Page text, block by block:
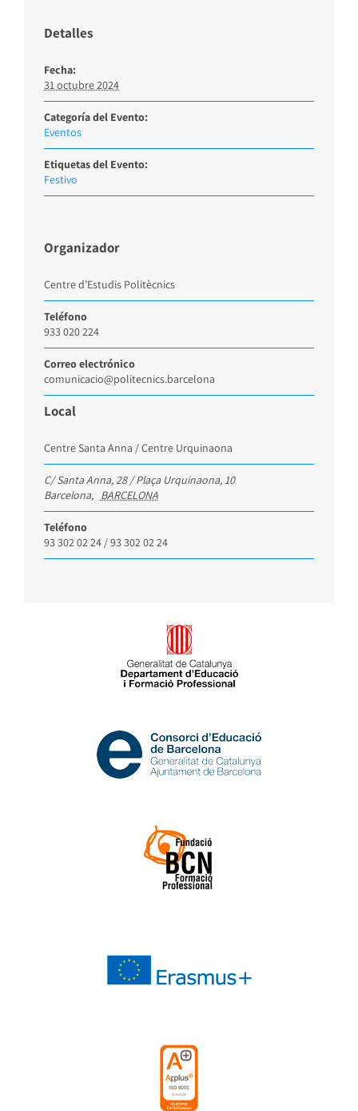
Detalles
Fecha:
31 octubre 2024
Categoría del Evento:
Eventos
Etiquetas del Evento:
Festivo
Local
Centre Santa Anna / Centre Urquinaona
C/ Santa Anna, 28 / Plaça Urquinaona, 10
Barcelona, BARCELONA
Teléfono
93 302 02 24 / 93 302 02 24
Organizador
Centre d’Estudis Politècnics
Teléfono
933 020 224
Correo electrónico
comunicacio@politecnics.barcelona